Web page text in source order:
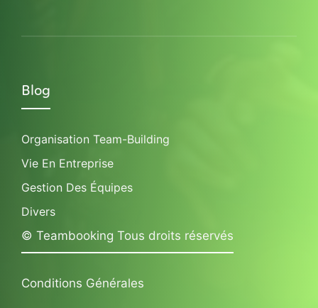
Blog
Organisation Team-Building
Vie En Entreprise
Gestion Des Équipes
Divers
© Teambooking Tous droits réservés
Conditions Générales